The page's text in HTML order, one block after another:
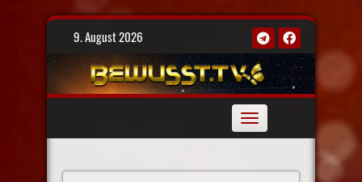
Skip
9. August 2026
Toggle
navigation